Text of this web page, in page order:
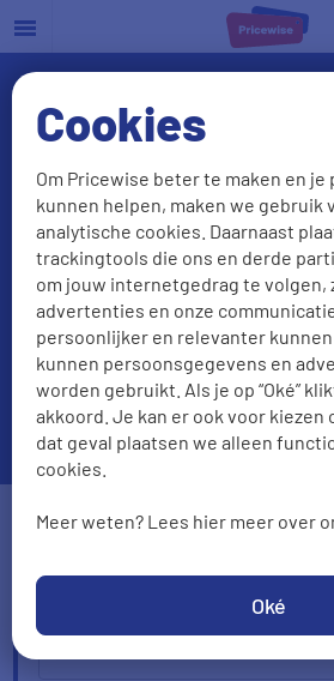
Cookies
Om Pricewise beter te maken en
kunnen helpen, maken we gebruik
analytische cookies. Daarnaast
trackingtools die ons en derde
om jouw internetgedrag te volgen,
advertenties en onze
persoonlijker en relevanter
kunnen persoonsgegevens en
worden gebruikt. Als je op “Oké”
akkoord. Je kan er ook voor kiezen
dat geval plaatsen we alleen
cookies.
Meer weten? Lees hier meer over
Oké
beste
Postcode